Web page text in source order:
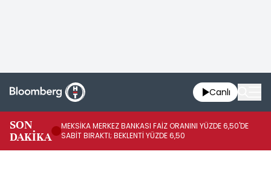
Canlı
SON
DAKİKA
MEKSİKA MERKEZ BANKASI FAİZ ORANINI YÜZDE 6,50'DE
SABİT BIRAKTI; BEKLENTİ YÜZDE 6,50